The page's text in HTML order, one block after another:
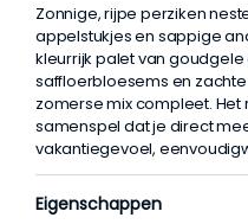
Zonnige, rijpe perziken
appelstukjes en sappige
kleurrijk palet van
saffloerbloesems en
zomerse mix compleet.
samenspel dat je direct
vakantiegevoel,
Eigenschappen